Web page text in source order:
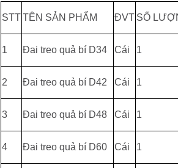
STTTÊN SẢN PHẨM ĐVT SỐ
1 Đai treo quả bí D34 Cái 1
2 Đai treo quả bí D42 Cái 1
3 Đai treo quả bí D48 Cái 1
4 Đai treo quả bí D60 Cái 1